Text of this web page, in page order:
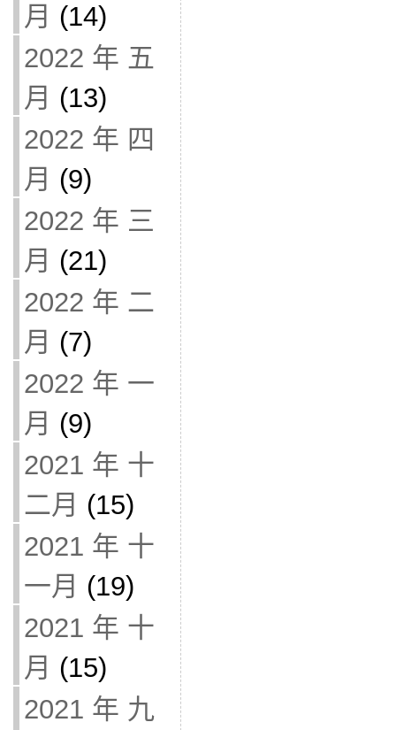
月 (14)
2022 年 五
月 (13)
2022 年 四
月 (9)
2022 年 三
月 (21)
2022 年 二
月 (7)
2022 年 一
月 (9)
2021 年 十
二月 (15)
2021 年 十
一月 (19)
2021 年 十
月 (15)
2021 年 九